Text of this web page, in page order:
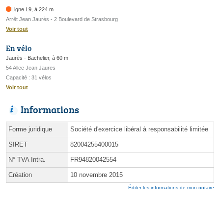
Ligne L9, à 224 m
Arrêt Jean Jaurès - 2 Boulevard de Strasbourg
Voir tout
En vélo
Jaurès - Bachelier, à 60 m
54 Allee Jean Jaures
Capacité : 31 vélos
Voir tout
Informations
Forme juridique Société d'exercice libéral à responsabilité limitée
SIRET 82004255400015
N° TVA Intra. FR94820042554
Création 10 novembre 2015
Éditer les informations de mon notaire